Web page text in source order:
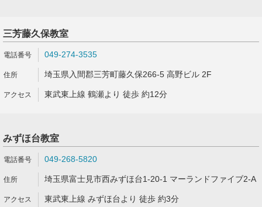
三芳藤久保教室
049-274-3535
埼玉県入間郡三芳町藤久保266-5 高野ビル 2F
東武東上線 鶴瀬より 徒歩 約12分
みずほ台教室
049-268-5820
埼玉県富士見市西みずほ台1-20-1 マーランドファイブ2-A
東武東上線 みずほ台より 徒歩 約3分